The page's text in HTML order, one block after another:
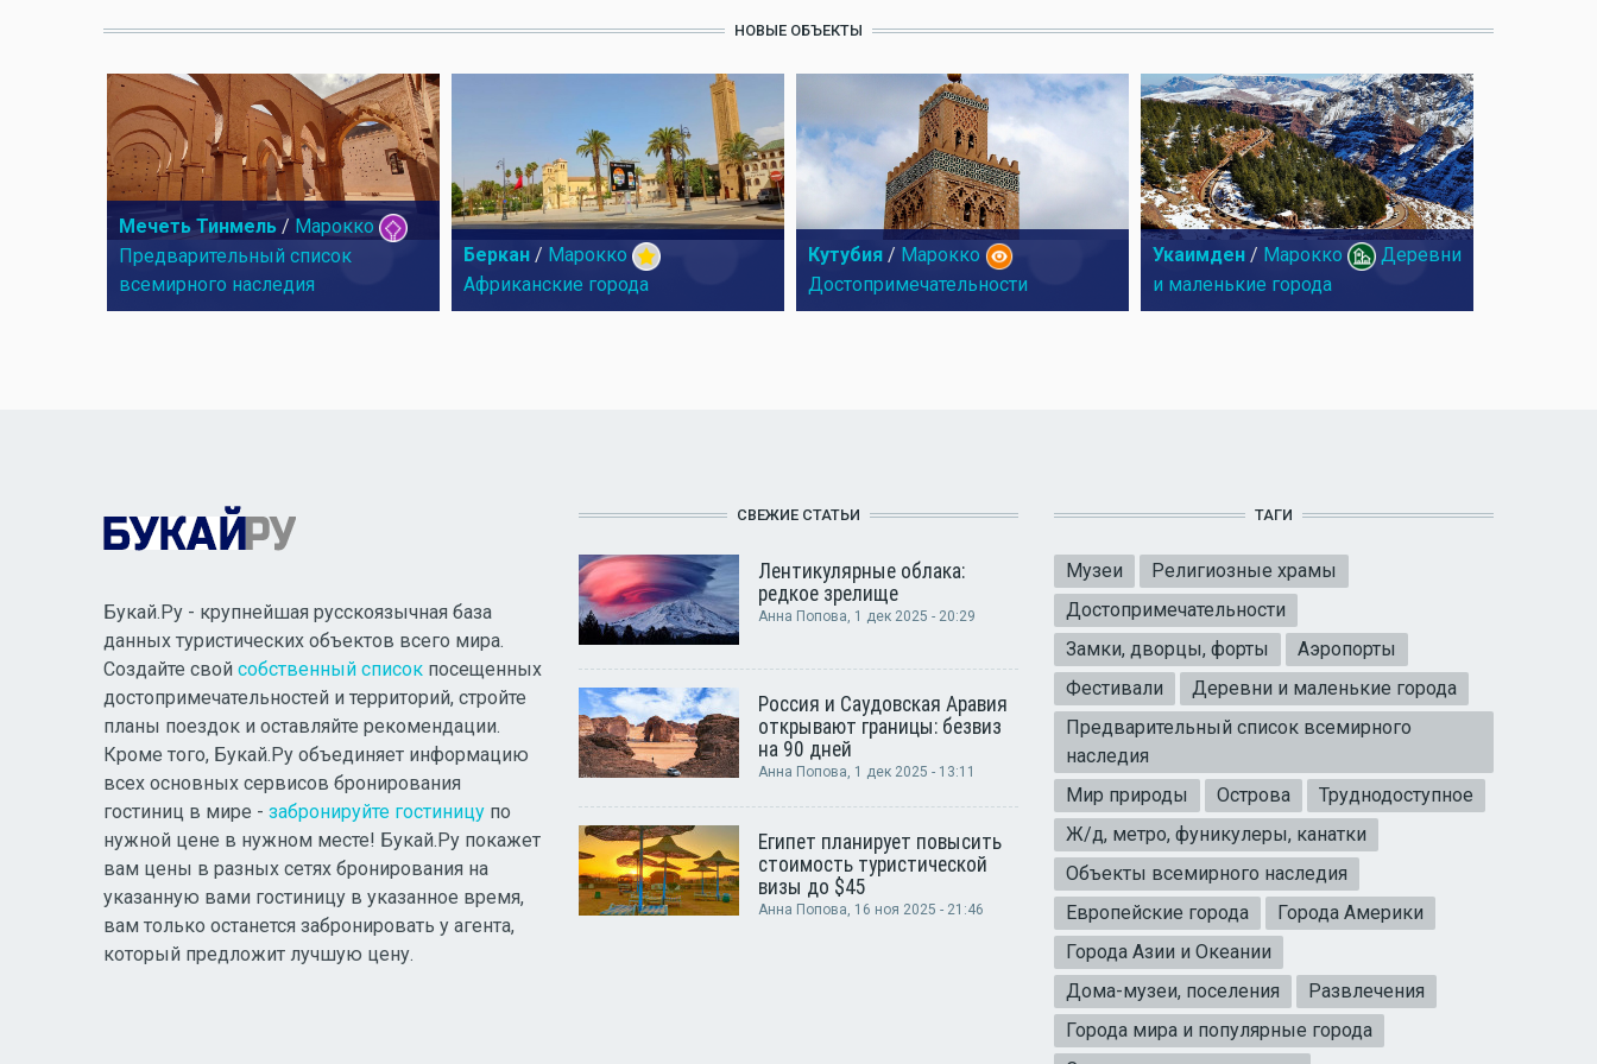
НОВЫЕ ОБЪЕКТЫ
Мечеть Тинмель / Марокко
Предварительный список
всемирного наследия
Беркан / Марокко
Африканские города
Кутубия / Марокко
Достопримечательности
Укаимден / Марокко
Деревни
и маленькие города
Букай.Ру - крупнейшая русскоязычная база
данных туристических объектов всего мира.
Создайте свой собственный список посещенных
достопримечательностей и территорий, стройте
планы поездок и оставляйте рекомендации.
Кроме того, Букай.Ру объединяет информацию
всех основных сервисов бронирования
гостиниц в мире - забронируйте гостиницу по
нужной цене в нужном месте! Букай.Ру покажет
вам цены в разных сетях бронирования на
указанную вами гостиницу в указанное время,
вам только останется забронировать у агента,
который предложит лучшую цену.
СВЕЖИЕ СТАТЬИ
Лентикулярные облака:
редкое зрелище
Анна Попова, 1 дек 2025 - 20:29
Россия и Саудовская Аравия
открывают границы: безвиз
на 90 дней
Анна Попова, 1 дек 2025 - 13:11
Египет планирует повысить
стоимость туристической
визы до $45
Анна Попова, 16 ноя 2025 - 21:46
ТАГИ
Музеи
Религиозные храмы
Достопримечательности
Замки, дворцы, форты
Аэропорты
Фестивали
Деревни и маленькие города
Предварительный список всемирного
наследия
Мир природы
Острова
Труднодоступное
Ж/д, метро, фуникулеры, канатки
Объекты всемирного наследия
Европейские города
Города Америки
Города Азии и Океании
Дома-музеи, поселения
Развлечения
Города мира и популярные города